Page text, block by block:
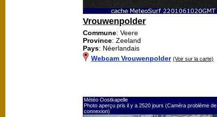
Vrouwenpolder
Commune: Veere
Province: Zeeland
Pays: Néerlandais
Webcam Vrouwenpolder (Voir sur la carte)
Météo Oostkapelle
Photo aperçu pris il y a 2520 jours (Caméra problème de
connexion)